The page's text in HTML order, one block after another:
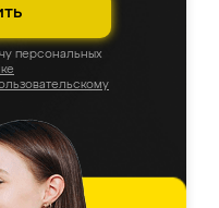
персональных